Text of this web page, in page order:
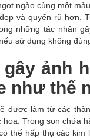
ngào cùng một
và quyến rũ hơn.
những tác nhân
sử dụng không
gây ảnh
như thế
được làm từ các
hoa. Trong son chứa
thể hấp thụ các kim